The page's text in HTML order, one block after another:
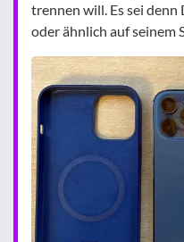
trennen will. Es sei
oder ähnlich auf seinem